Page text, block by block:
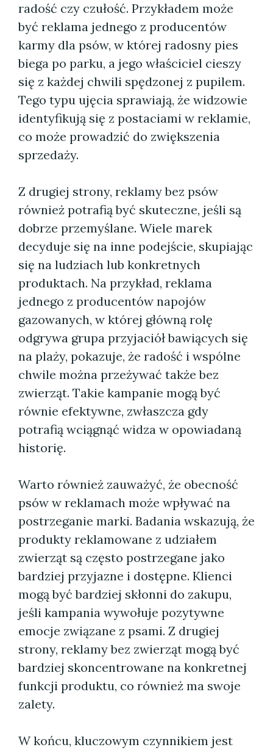
radość czy czułość. Przykładem może
być reklama jednego z producentów
karmy dla psów, w której radosny pies
biega po parku, a jego właściciel cieszy
się z każdej chwili spędzonej z pupilem.
Tego typu ujęcia sprawiają, że widzowie
identyfikują się z postaciami w reklamie,
co może prowadzić do zwiększenia
sprzedaży.
Z drugiej strony, reklamy bez psów
również potrafią być skuteczne, jeśli są
dobrze przemyślane. Wiele marek
decyduje się na inne podejście, skupiając
się na ludziach lub konkretnych
produktach. Na przykład, reklama
jednego z producentów napojów
gazowanych, w której główną rolę
odgrywa grupa przyjaciół bawiących się
na plaży, pokazuje, że radość i wspólne
chwile można przeżywać także bez
zwierząt. Takie kampanie mogą być
równie efektywne, zwłaszcza gdy
potrafią wciągnąć widza w opowiadaną
historię.
Warto również zauważyć, że obecność
psów w reklamach może wpływać na
postrzeganie marki. Badania wskazują, że
produkty reklamowane z udziałem
zwierząt są często postrzegane jako
bardziej przyjazne i dostępne. Klienci
mogą być bardziej skłonni do zakupu,
jeśli kampania wywołuje pozytywne
emocje związane z psami. Z drugiej
strony, reklamy bez zwierząt mogą być
bardziej skoncentrowane na konkretnej
funkcji produktu, co również ma swoje
zalety.
W końcu, kluczowym czynnikiem jest